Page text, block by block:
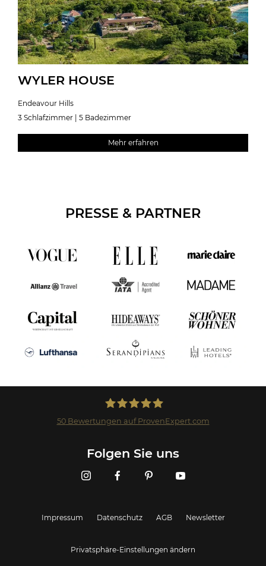
WYLER HOUSE
Endeavour Hills
3 Schlafzimmer | 5 Badezimmer
Mehr erfahren
PRESSE & PARTNER
50Bewertungen auf ProvenExpert.com
Folgen Sie uns
Impressum Datenschutz AGB Newsletter
Privatsphäre-Einstellungen ändern